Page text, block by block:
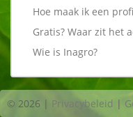
Hoe maak ik een
Gratis? Waar zit het
Wie is Inagro?
© 2026 | Privacybeleid |